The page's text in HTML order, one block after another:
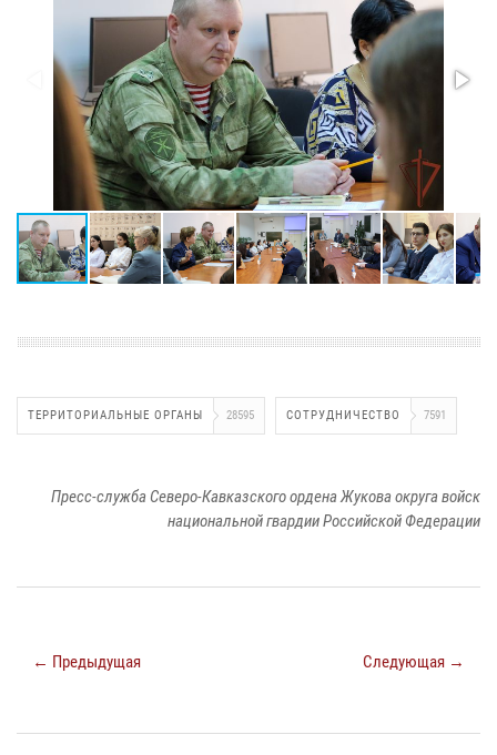
ТЕРРИТОРИАЛЬНЫЕ ОРГАНЫ 28595 СОТРУДНИЧЕСТВО 7591
Пресс-служба Северо-Кавказского ордена Жукова округа войск
национальной гвардии Российской Федерации
← Предыдущая Следующая →